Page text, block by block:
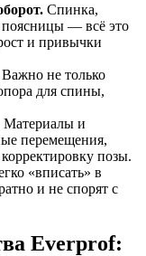
Спинка,
поясницы — всё это
и привычки
Важно не только
для спины,
Материалы и
перемещения,
позы.
«вписать» в
и не спорят с
Everprof: